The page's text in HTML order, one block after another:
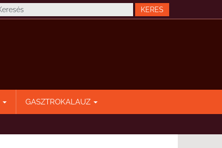
GASZTROKALAUZ